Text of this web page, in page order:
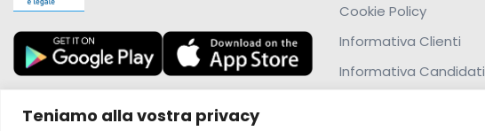
Teniamo alla vostra privacy
Cookie Policy
Informativa Clienti
Informativa Candidati